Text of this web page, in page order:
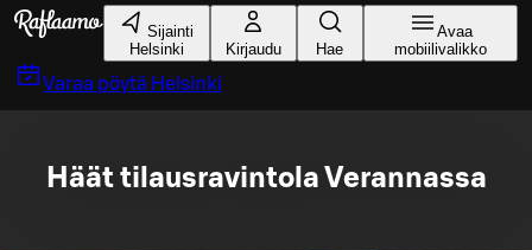
Siirry pääsisältöön
Sijainti
Helsinki
Kirjaudu Hae
Avaa
mobiilivalikko
Varaa pöytä Helsinki
Häät tilausravintola Verannassa